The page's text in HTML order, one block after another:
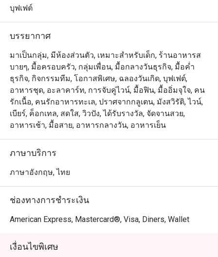
significant difference.
On to the food: the carving station
rotates its offerings, so I missed out
salmon more than made up for it —
moist, well-seasoned, and genuinely
flavorful. I also worked my way
through quite a bit of the spread: the
Chicken Cobb salad was fresh and
satisfying, and the smoked salmon
salad was a highlight. The salmon
sushi deserves a mention — the rice
was noticeably better than what
sushi counters tucked next to a
Korean BBQ place. It's not omakase
quality, nor should you expect it to
that merely claim to have sushi. The
good. A pleasant surprise was the
เมดิเตอร์เรเนียน ที่มีพาสต้าสด พิซซ่าอบเตาถ่าน และสลัด
มีเมนูเนื้ออบระดับพรีเมียม และ โซนอาหารญี่ปุ่น เสิร์ฟซูชิ
ซาชิมิ และบุฟเฟ่ต์อาหารดิบ
Seasonal Tastes @ The Westin Grande Sukhumvit
Bangkok เป็นห้องอาหารบุฟเฟ่ต์นานาชาติที่มีชีวิตชีวา ให้
บริการอาหารตะวันตก ไทย อินเดีย และญี่ปุ่น ตั้งอยู่ชั้น 7
ของโรงแรม The Westin Grande Sukhumvit Bangkok เดิน
ทางสะดวกจาก MRT สุขุมวิท และใกล้แหล่งท่องเที่ยวใน
และโอกาสพิเศษ เมนูเด่น ได้แก่ กุ้งแม่น้ำสด ซูชิและซาชิมิ
ซี่โครงหมูตุ๋นอบช้า พิซซ่า ไอศกรีมเทปปันยากิ และ
ช็อกโกแลตฟองดู
เหมาะสำหรับ: คนท้องถิ่นที่ชอบบุฟเฟ่ต์คุณภาพหลากหลาย
พร้อมบริการประทับใจ และคุ้มค่าเงิน นักท่องเที่ยวจะชื่น
ชอบทำเลสะดวกใกล้ MRT สุขุมวิท และรสชาติอาหาร
เหตุผลที่ควรมาลอง Seasonal Tastes
บุฟเฟต์
บรรยากาศ
มาเป็นกลุ่ม, มีห้องส่วนตัว, เหมาะสำหรับเด็ก, ร้านอาหารส
บายๆ, มื้อครอบครัว, กลุ่มเพื่อน, มื้อกลางวันธุรกิจ, มื้อค่ำ
ธุรกิจ, กิจกรรมทีม, โอกาสพิเศษ, ฉลองวันเกิด, บุฟเฟต์,
อาหารชุด, อะลาคาร์ท, การจับคู่ไวน์, มื้อฟิน, มื้ออิ่มจุใจ, คน
รักเนื้อ, คนรักอาหารทะเล, ปราศจากกลูเตน, มังสวิรัติ, ไวน์,
เบียร์, ค็อกเทล, สดใส, วิวปัง, ได้รับรางวัล, จัดจานสวย,
อาหารเช้า, มื้อสาย, อาหารกลางวัน, อาหารเย็น
ภาษาบริการ
ภาษาอังกฤษ, ไทย
ช่องทางการชำระเงิน
American Express, Mastercard®, Visa, Diners, Wallet
เงื่อนไขพิเศษ